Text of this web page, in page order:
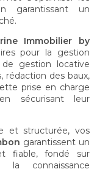
garantissant un
Immobilier by
pour la gestion
gestion locative
rédaction des baux,
prise en charge
sécurisant leur
et structurée, vos
garantissent un
fiable, fondé sur
connaissance